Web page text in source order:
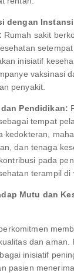
dengan
Rumah sakit
inisiatif
vaksinasi
penyakit.
Pendidikan:
tempat
kedokteran,
dan tenaga
pada
terampil di
Mutu dan
dan aman.
inisiatif
pasien